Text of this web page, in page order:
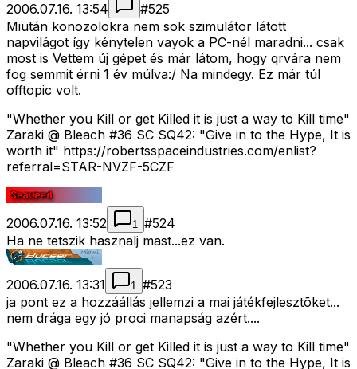
2006.07.16. 13:54 #525
Miután konozolokra nem sok szimulátor látott
napvilágot így kénytelen vayok a PC-nél maradni... csak
most is Vettem új gépet és már látom, hogy qrvára nem
fog semmit érni 1 év múlva:/ Na mindegy. Ez már túl
offtopic volt.
"Whether you Kill or get Killed it is just a way to Kill time"
Zaraki @ Bleach #36 SC SQ42: "Give in to the Hype, It is
worth it" https://robertsspaceindustries.com/enlist?
referral=STAR-NVZF-5CZF
2006.07.16. 13:52 1 #524
Ha ne tetszik hasznalj mast...ez van.
2006.07.16. 13:31 1 #523
ja pont ez a hozzáállás jellemzi a mai játékfejlesztõket...
nem drága egy jó proci manapság azért....
"Whether you Kill or get Killed it is just a way to Kill time"
Zaraki @ Bleach #36 SC SQ42: "Give in to the Hype, It is